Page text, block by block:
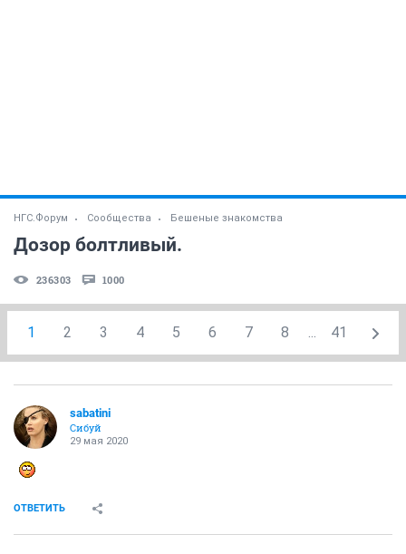
НГС.Форум Сообщества Бешеные знакомства
Дозор болтливый.
236303 1000
1 2 3 4 5 6 7 8 ... 41
sabatini
Сибуй
29 мая 2020
ОТВЕТИТЬ